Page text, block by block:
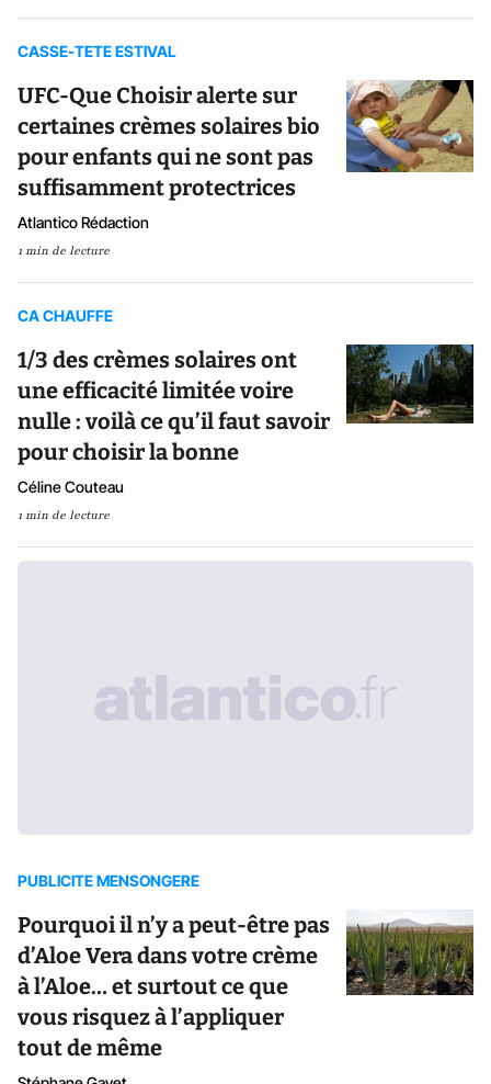
CASSE-TETE ESTIVAL
UFC-Que Choisir alerte sur
certaines crèmes solaires bio
pour enfants qui ne sont pas
suffisamment protectrices
Atlantico Rédaction
1 min de lecture
CA CHAUFFE
1/3 des crèmes solaires ont
une efficacité limitée voire
nulle : voilà ce qu’il faut savoir
pour choisir la bonne
Céline Couteau
1 min de lecture
PUBLICITE MENSONGERE
Pourquoi il n’y a peut-être pas
d’Aloe Vera dans votre crème
à l’Aloe… et surtout ce que
vous risquez à l’appliquer
tout de même